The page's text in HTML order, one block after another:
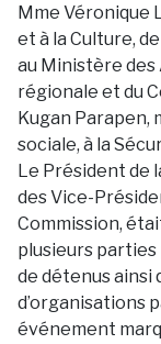
Mme Véronique
et à la Culture,
au Ministère
régionale et du
Kugan Parapen,
sociale, à la
Le Président de
des Vice-
Commission,
plusieurs parties
de détenus ainsi
d’organisations
événement